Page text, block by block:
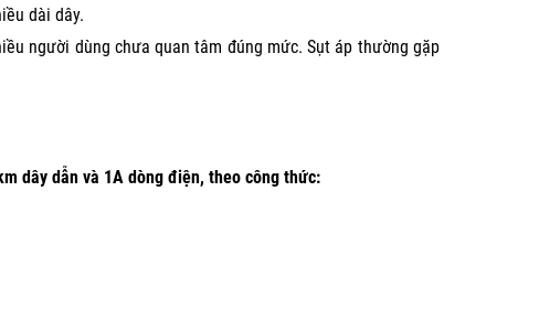
dài dây.
người dùng chưa quan tâm đúng mức. Sụt áp thường gặp
dây dẫn và 1A dòng điện, theo công thức: